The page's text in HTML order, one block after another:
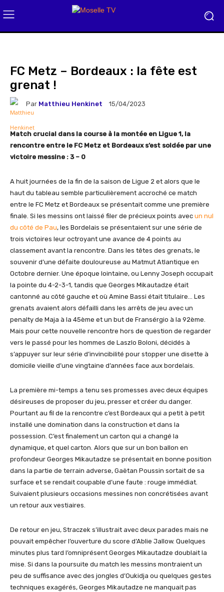
FC Metz – Bordeaux : la fête est
grenat !
Par Matthieu Henkinet 15/04/2023
Match crucial dans la course à la montée en Ligue 1, la
rencontre entre le FC Metz et Bordeaux s’est soldée par une
victoire messine : 3 – 0
A huit journées de la fin de la saison de Ligue 2 et alors que le
haut du tableau semble particulièrement accroché ce match
entre le FC Metz et Bordeaux se présentait comme une première
finale. Si les messins ont laissé filer de précieux points avec un nul
du côté de Pau, les Bordelais se présentaient sur une série de
trois victoires leur octroyant une avance de 4 points au
classement avant la rencontre. Dans les têtes des grenats, le
souvenir d’une défaite douloureuse au Matmut Atlantique en
Octobre dernier. Une époque lointaine, ou Lenny Joseph occupait
la pointe du 4-2-3-1, tandis que Georges Mikautadze était
cantonné au côté gauche et où Amine Bassi était titulaire… Les
grenats avaient alors défailli dans les arrêts de jeu avec un
penalty de Maja à la 45ème et un but de Fransérgio à la 92ème.
Mais pour cette nouvelle rencontre hors de question de regarder
vers le passé pour les hommes de Laszlo Boloni, décidés à
s’appuyer sur leur série d’invincibilité pour stopper une disette à
domicile vieille d’une vingtaine d’années face aux bordelais.
La première mi-temps a tenu ses promesses avec deux équipes
désireuses de proposer du jeu, presser et créer du danger.
Pourtant au fil de la rencontre c’est Bordeaux qui a petit à petit
installé une domination dans la construction et dans la
possession. C’est finalement un carton qui a changé la
dynamique, et quel carton. Alors que sur un bon ballon en
profondeur Georges Mikautadze se présentait en bonne position
dans la partie de terrain adverse, Gaëtan Poussin sortait de sa
surface et se rendait coupable d’une faute : rouge immédiat.
Suivaient plusieurs occasions messines non concrétisées avant
un retour aux vestiaires.
De retour en jeu, Straczek s’illustrait avec deux parades mais ne
pouvait empêcher l’ouverture du score d’Ablie Jallow. Quelques
minutes plus tard l’omniprésent Georges Mikautadze doublait la
mise. Si dans la poursuite du match les messins montraient un
peu de suffisance avec des jongles d’Oukidja ou quelques gestes
techniques exagérés, Georges Mikautadze ne manquait pas